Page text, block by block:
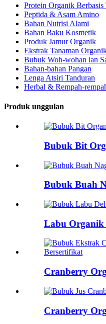
Protein Organik Berbasis
Peptida & Asam Amino
Bahan Nutrisi Alami
Bahan Baku Kosmetik
Produk Jamur Organik
Ekstrak Tanaman
Bubuk Woh-wohan lan
Bahan-bahan Pangan
Lenga Atsiri Tanduran
Herbal & Rempah-
Produk unggulan
Bubuk Bit
Bubuk Buah
Labu Organik
Cranberry
Cranberry